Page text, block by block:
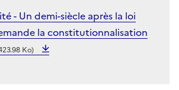
- Un demi-siècle après la loi
la constitutionnalisation
Ko)